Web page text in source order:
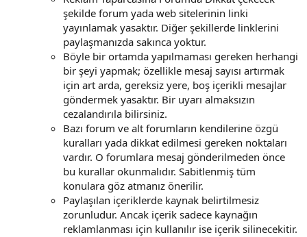
şekilde forum yada web sitelerinin linki
yayınlamak yasaktır. Diğer şekillerde linklerini
paylaşmanızda sakınca yoktur.
Böyle bir ortamda yapılmaması gereken herhangi
bir şeyi yapmak; özellikle mesaj sayısı artırmak
için art arda, gereksiz yere, boş içerikli mesajlar
göndermek yasaktır. Bir uyarı almaksızın
cezalandırıla bilirsiniz.
Bazı forum ve alt forumların kendilerine özgü
kuralları yada dikkat edilmesi gereken noktaları
vardır. O forumlara mesaj gönderilmeden önce
bu kurallar okunmalıdır. Sabitlenmiş tüm
konulara göz atmanız önerilir.
Paylaşılan içeriklerde kaynak belirtilmesiz
zorunludur. Ancak içerik sadece kaynağın
reklamlanması için kullanılır ise içerik silinecekitir.